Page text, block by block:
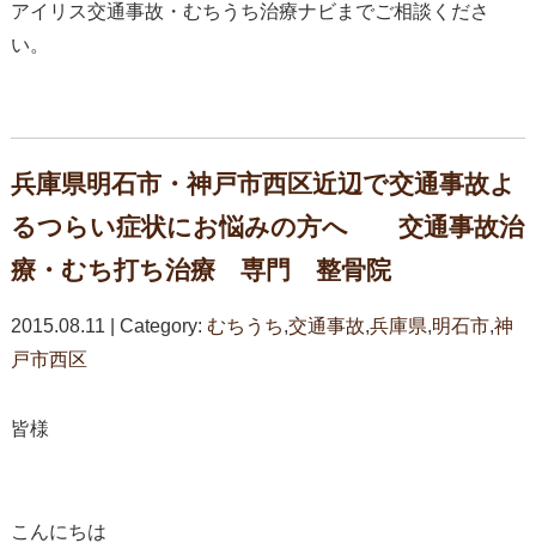
アイリス交通事故・むちうち治療ナビまでご相談くださ
い。
兵庫県明石市・神戸市西区近辺で交通事故よ
るつらい症状にお悩みの方へ 交通事故治
療・むち打ち治療 専門 整骨院
2015.08.11 | Category: むちうち,交通事故,兵庫県,明石市,神
戸市西区
皆様
こんにちは